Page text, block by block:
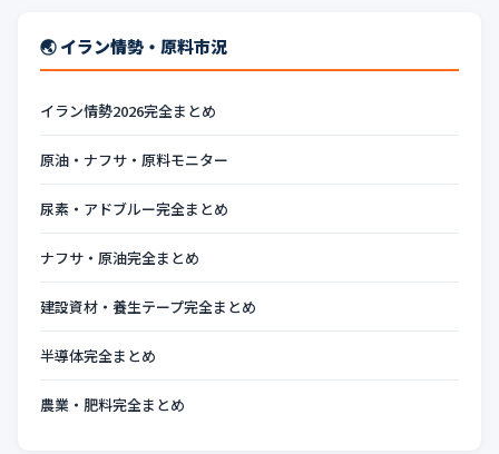
🌏 イラン情勢・原料市況
イラン情勢2026完全まとめ
原油・ナフサ・原料モニター
尿素・アドブルー完全まとめ
ナフサ・原油完全まとめ
建設資材・養生テープ完全まとめ
半導体完全まとめ
農業・肥料完全まとめ